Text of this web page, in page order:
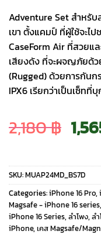
Adventure Set สำหรับ
เขา ตั้งแคมป์ ที่ผู้ใช้จะไ
CaseForm Air ที่สวยแ
เสียงดัง ที่จะผจญภัยด้
(Rugged) ด้วยการกันก
IPX6 เรียกว่าเป็นเซ็ท
2,180฿
SKU:MUAP24MD_BS7D
Categories:iPhone 16 Pro,
Magsafe - iPhone 16 series,
iPhone 16 Series, ลำโพง, ล
iPhone, เคส Magsafe/